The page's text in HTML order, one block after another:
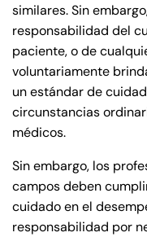
similares. Sin
responsabilidad del
paciente, o de
voluntariamente
un estándar de
circunstancias
médicos.
Sin embargo, los
campos deben
cuidado en el
responsabilidad por